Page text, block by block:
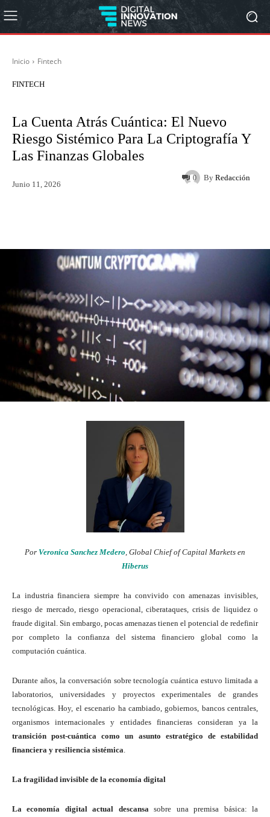
Inicio Fintech
FINTECH
La Cuenta Atrás Cuántica: El Nuevo
Riesgo Sistémico Para La Criptografía Y
Las Finanzas Globales
By Redacción
Junio 11, 2026
0
Por Veronica Sanchez Medero , Global Chief of Capital Markets en
Hiberus
La industria financiera siempre ha convivido con amenazas invisibles,
riesgo de mercado, riesgo operacional, ciberataques, crisis de liquidez o
fraude digital. Sin embargo, pocas amenazas tienen el potencial de redefinir
por completo la confianza del sistema financiero global como la
computación cuántica.
Durante años, la conversación sobre tecnología cuántica estuvo limitada a
laboratorios, universidades y proyectos experimentales de grandes
tecnológicas. Hoy, el escenario ha cambiado, gobiernos, bancos centrales,
organismos internacionales y entidades financieras consideran ya la
transición post-cuántica como un asunto estratégico de estabilidad
financiera y resiliencia sistémica
La fragilidad invisible de la economía digital
La economía digital actual descansa sobre una premisa básica: la